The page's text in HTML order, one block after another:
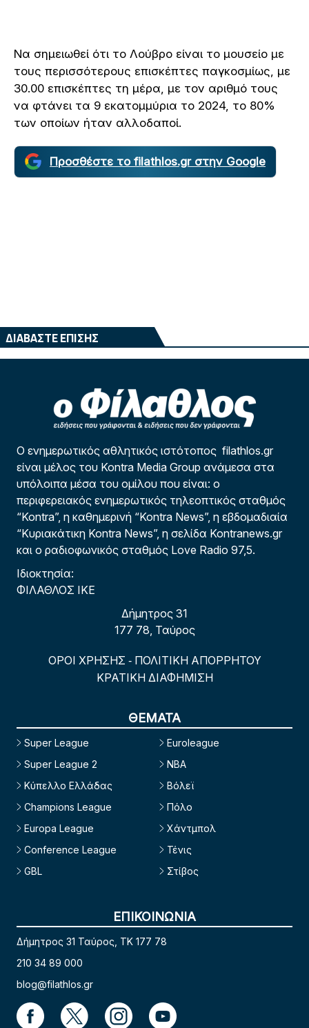
Να σημειωθεί ότι το Λούβρο είναι το μουσείο με
τους περισσότερους επισκέπτες παγκοσμίως, με
30.00 επισκέπτες τη μέρα, με τον αριθμό τους
να φτάνει τα 9 εκατομμύρια το 2024, το 80%
των οποίων ήταν αλλοδαποί.
Προσθέστε το filathlos.gr στην Google
ΔΙΑΒΑΣΤΕ ΕΠΙΣΗΣ
Ο ενημερωτικός αθλητικός ιστότοπος filathlos.gr
είναι μέλος του Kontra Media Group ανάμεσα στα
υπόλοιπα μέσα του ομίλου που είναι: ο
περιφερειακός ενημερωτικός τηλεοπτικός σταθμός
“Kontra”, η καθημερινή “Kontra News”, η εβδομαδιαία
“Κυριακάτικη Kontra News”, η σελίδα Kontranews.gr
και ο ραδιοφωνικός σταθμός Love Radio 97,5.
Ιδιοκτησία:
ΦΙΛΑΘΛΟΣ ΙΚΕ
Δήμητρος 31
177 78, Ταύρος
ΟΡΟΙ ΧΡΗΣΗΣ - ΠΟΛΙΤΙΚΗ ΑΠΟΡΡΗΤΟΥ
ΚΡΑΤΙΚΗ ΔΙΑΦΗΜΙΣΗ
ΘΕΜΑΤΑ
Super League
Super League 2
Κύπελλο Ελλάδας
Champions League
Europa League
Conference League
GBL
Euroleague
NBA
Βόλεϊ
Πόλο
Χάντμπολ
Τένις
Στίβος
ΕΠΙΚΟΙΝΩΝΙΑ
Δήμητρος 31 Ταύρος, TK 177 78
210 34 89 000
blog@filathlos.gr